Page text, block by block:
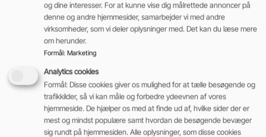
og dine interesser. For at kunne vise dig målrettede annoncer på
denne og andre hjemmesider, samarbejder vi med andre
virksomheder, som vi deler oplysninger med. Det kan du læse mere
om herunder.
Formål: Marketing
Analytics cookies
Formål: Disse cookies giver os mulighed for at tælle besøgende og
trafikkilder, så vi kan måle og forbedre ydeevnen af vores
hjemmeside. De hjælper os med at finde ud af, hvilke sider der er
mest og mindst populære samt hvordan de besøgende bevæger
sig rundt på hjemmesiden. Alle oplysninger, som disse cookies